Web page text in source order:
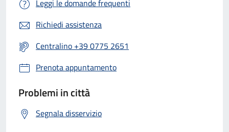
Leggi le domande frequenti
Richiedi assistenza
Centralino +39 0775 2651
Prenota appuntamento
Problemi in città
Segnala disservizio